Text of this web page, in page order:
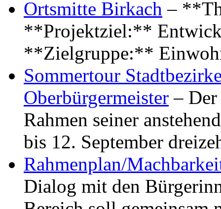
Ortsmitte Birkach –
**Projektziel:**
**Zielgruppe:**
Sommertour
Oberbürgermeister –
Rahmen seiner
bis 12. September
Rahmenplan/
Dialog mit den